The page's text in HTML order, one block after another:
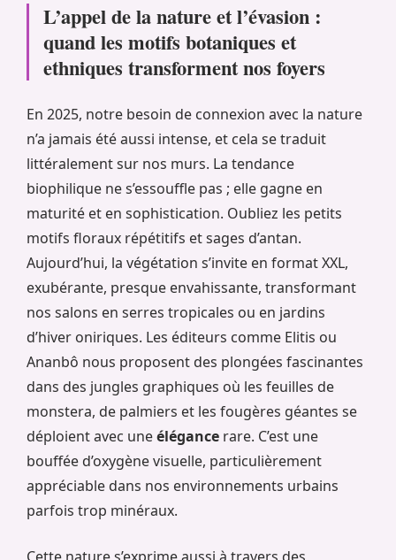
L’appel de la nature et l’évasion :
quand les motifs botaniques et
ethniques transforment nos foyers
En 2025, notre besoin de connexion avec la nature
n’a jamais été aussi intense, et cela se traduit
littéralement sur nos murs. La tendance
biophilique ne s’essouffle pas ; elle gagne en
maturité et en sophistication. Oubliez les petits
motifs floraux répétitifs et sages d’antan.
Aujourd’hui, la végétation s’invite en format XXL,
exubérante, presque envahissante, transformant
nos salons en serres tropicales ou en jardins
d’hiver oniriques. Les éditeurs comme Elitis ou
Ananbô nous proposent des plongées fascinantes
dans des jungles graphiques où les feuilles de
monstera, de palmiers et les fougères géantes se
déploient avec uneélégance rare. C’est une
bouffée d’oxygène visuelle, particulièrement
appréciable dans nos environnements urbains
parfois trop minéraux.